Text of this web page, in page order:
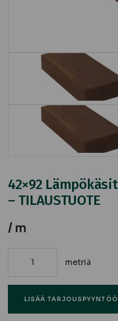
42×92
– TILAUSTUOTE
/ m
-
metriä
LISÄÄ